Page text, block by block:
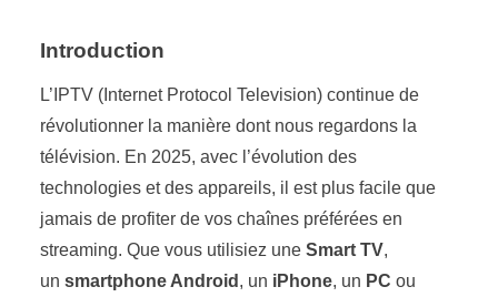
Introduction
L’IPTV (Internet Protocol Television) continue de
révolutionner la manière dont nous regardons la
télévision. En 2025, avec l’évolution des
technologies et des appareils, il est plus facile que
jamais de profiter de vos chaînes préférées en
streaming. Que vous utilisiez une Smart TV,
un smartphone Android , un iPhone, un PC ou